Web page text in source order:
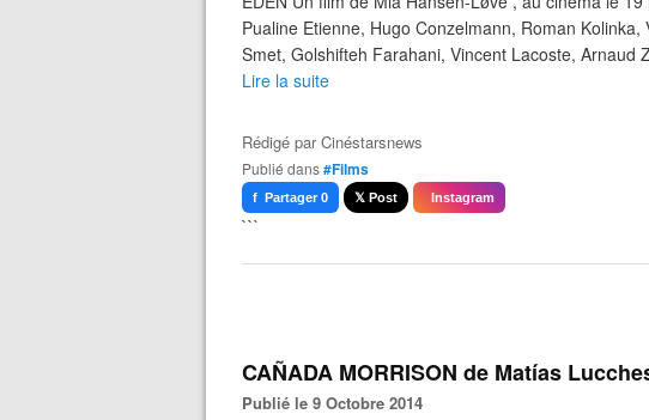
Pualine Etienne, Hugo Conzelmann, Roman
Smet, Golshifteh Farahani, Vincent Lacoste, Arnaud
Lire la suite
Rédigé parCinéstarsnews
Publié dans#Films
f Partager 0 𝕏 Post Instagram
```
CAÑADA MORRISON de Matías
Publié le 9 Octobre 2014